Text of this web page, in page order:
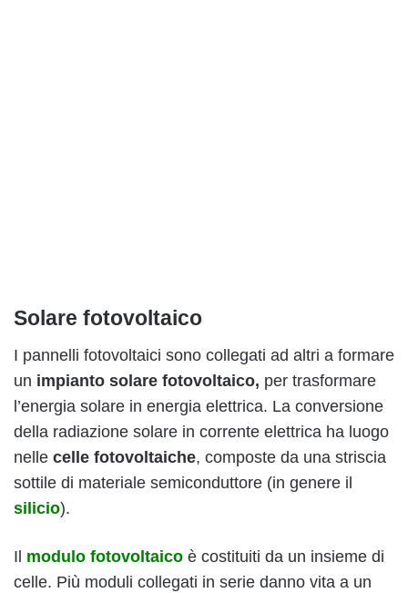
Solare fotovoltaico
I pannelli fotovoltaici sono collegati ad altri a formare
un impianto solare fotovoltaico, per trasformare
l’energia solare in energia elettrica. La conversione
della radiazione solare in corrente elettrica ha luogo
nelle celle fotovoltaiche, composte da una striscia
sottile di materiale semiconduttore (in genere il
silicio).
Il modulo fotovoltaico è costituiti da un insieme di
celle. Più moduli collegati in serie danno vita a un